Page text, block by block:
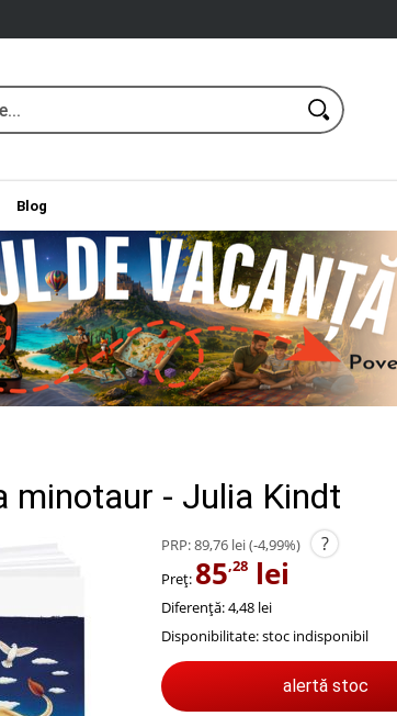
Blog
minotaur - Julia Kindt
PRP:89,76 lei(-4,99%) ?
Preț: 85,28 lei
Diferență: 4,48 lei
Disponibilitate:stoc indisponibil
alertă stoc